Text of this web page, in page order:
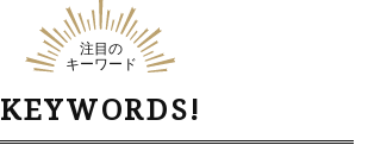
注目の
キーワード
KEYWORDS!